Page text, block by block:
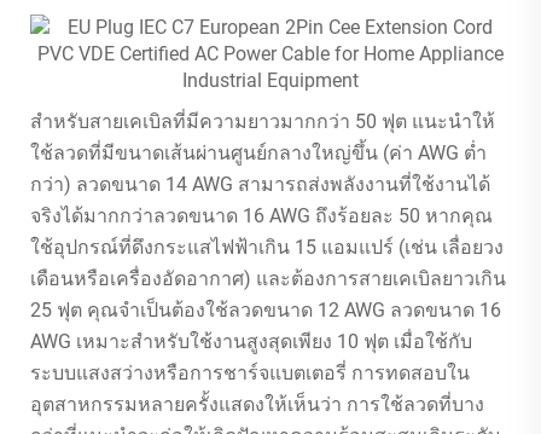
สำหรับสายเคเบิลที่มีความยาวมากกว่า 50 ฟุต แนะนำให้
ใช้ลวดที่มีขนาดเส้นผ่านศูนย์กลางใหญ่ขึ้น (ค่า AWG ต่ำ
กว่า) ลวดขนาด 14 AWG สามารถส่งพลังงานที่ใช้งานได้
จริงได้มากกว่าลวดขนาด 16 AWG ถึงร้อยละ 50 หากคุณ
ใช้อุปกรณ์ที่ดึงกระแสไฟฟ้าเกิน 15 แอมแปร์ (เช่น เลื่อยวง
เดือนหรือเครื่องอัดอากาศ) และต้องการสายเคเบิลยาวเกิน
25 ฟุต คุณจำเป็นต้องใช้ลวดขนาด 12 AWG ลวดขนาด 16
AWG เหมาะสำหรับใช้งานสูงสุดเพียง 10 ฟุต เมื่อใช้กับ
ระบบแสงสว่างหรือการชาร์จแบตเตอรี่ การทดสอบใน
อุตสาหกรรมหลายครั้งแสดงให้เห็นว่า การใช้ลวดที่บาง